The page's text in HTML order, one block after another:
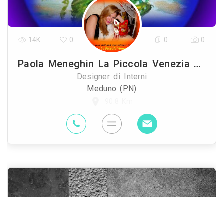
Paola Meneghin La Piccola Venezia Atelier Artistico Meduno Italy
Designer di Interni
Meduno (PN)
14K 0 0 0